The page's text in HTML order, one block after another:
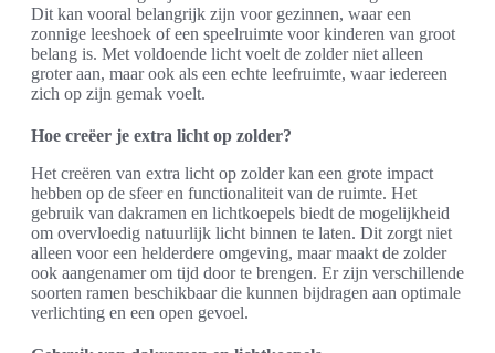
Dit kan vooral belangrijk zijn voor gezinnen, waar een
zonnige leeshoek of een speelruimte voor kinderen van groot
belang is. Met voldoende licht voelt de zolder niet alleen
groter aan, maar ook als een echte leefruimte, waar iedereen
zich op zijn gemak voelt.
Hoe creëer je extra licht op zolder?
Het creëren van extra licht op zolder kan een grote impact
hebben op de sfeer en functionaliteit van de ruimte. Het
gebruik van dakramen en lichtkoepels biedt de mogelijkheid
om overvloedig natuurlijk licht binnen te laten. Dit zorgt niet
alleen voor een helderdere omgeving, maar maakt de zolder
ook aangenamer om tijd door te brengen. Er zijn verschillende
soorten ramen beschikbaar die kunnen bijdragen aan optimale
verlichting en een open gevoel.